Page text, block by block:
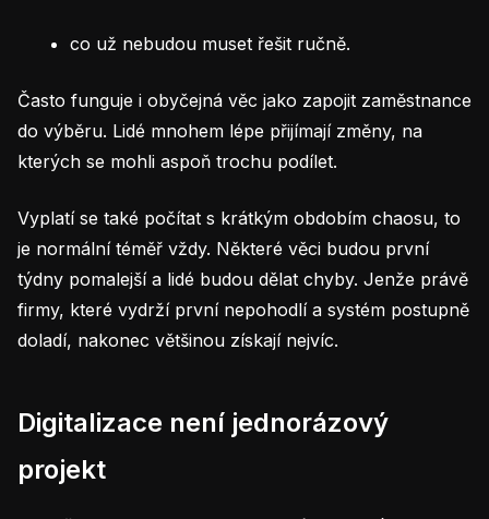
co už nebudou muset řešit ručně.
Často funguje i obyčejná věc jako zapojit zaměstnance
do výběru. Lidé mnohem lépe přijímají změny, na
kterých se mohli aspoň trochu podílet.
Vyplatí se také počítat s krátkým obdobím chaosu, to
je normální téměř vždy. Některé věci budou první
týdny pomalejší a lidé budou dělat chyby. Jenže právě
firmy, které vydrží první nepohodlí a systém postupně
doladí, nakonec většinou získají nejvíc.
Digitalizace není jednorázový
projekt